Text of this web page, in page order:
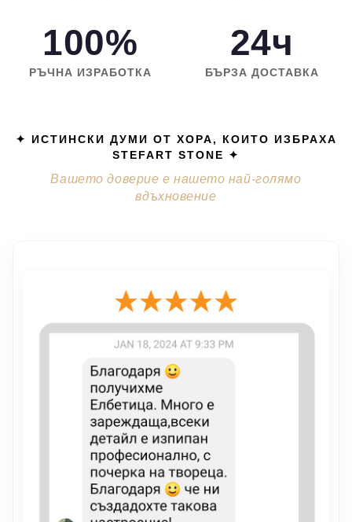
100%
РЪЧНА ИЗРАБОТКА
24ч
БЪРЗА ДОСТАВКА
✦ ИСТИНСКИ ДУМИ ОТ ХОРА, КОИТО ИЗБРАХА
STEFART STONE ✦
Вашето доверие е нашето най-голямо
вдъхновение